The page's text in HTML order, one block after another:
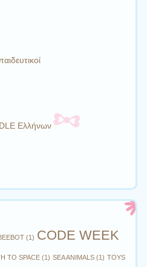
Ελλήνων
(1) CODE WEEK
TO SPACE (1) SEA ANIMALS (1) TOYS